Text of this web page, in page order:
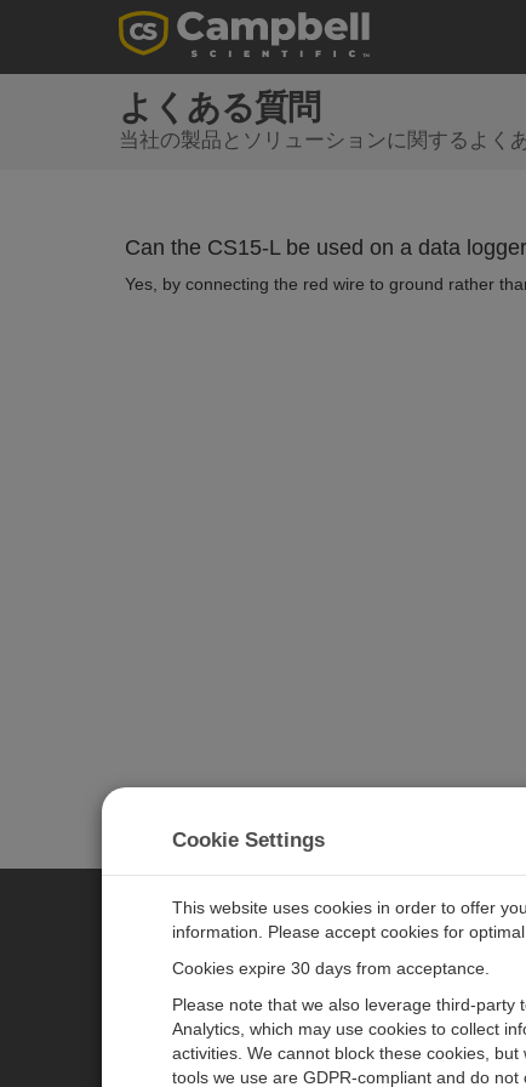
よくある質問
当社の製品とソリューションに関するよく
Can the CS15-L be used on a data
Yes, by connecting the red wire to ground rather
CAMPBELL SCIENTIFIC
ニュースルーム
パートナー
Cookie Settings
This website uses cookies in order to offer
information. Please accept cookies for
Cookies expire 30 days from acceptance.
Please note that we also leverage third-party
Analytics, which may use cookies to collect
activities. We cannot block these cookies,
tools we use are GDPR-compliant and do not